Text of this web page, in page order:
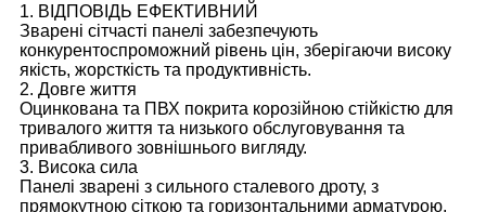
1. ВІДПОВІДЬ ЕФЕКТИВНИЙ
Зварені сітчасті панелі забезпечують
конкурентоспроможний рівень цін, зберігаючи високу
якість, жорсткість та продуктивність.
2. Довге життя
Оцинкована та ПВХ покрита корозійною стійкістю для
тривалого життя та низького обслуговування та
привабливого зовнішнього вигляду.
3. Висока сила
Панелі зварені з сильного сталевого дроту, з
прямокутною сіткою та горизонтальними арматурою,